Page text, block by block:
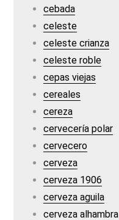
cebada
celeste
celeste crianza
celeste roble
cepas viejas
cereales
cereza
cervecería polar
cervecero
cerveza
cerveza 1906
cerveza aguila
cerveza alhambra